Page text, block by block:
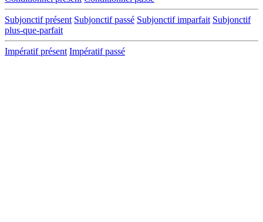
Subjonctif présent Subjonctif passé Subjonctif imparfait Subjonctif
plus-que-parfait
Impératif présent Impératif passé